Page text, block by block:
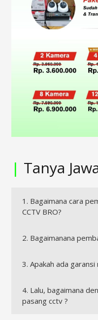
| Tanya
1. Bagaimana cara
CCTV BRO?
2. Bagaimanana
3. Apakah ada garansi
4. Lalu, bagaimana
pasang cctv ?